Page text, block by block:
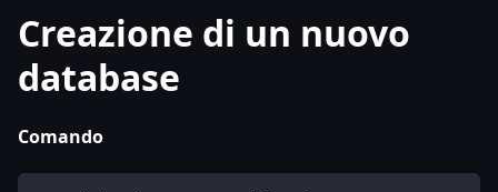
Creazione di un nuovo
database
Comando